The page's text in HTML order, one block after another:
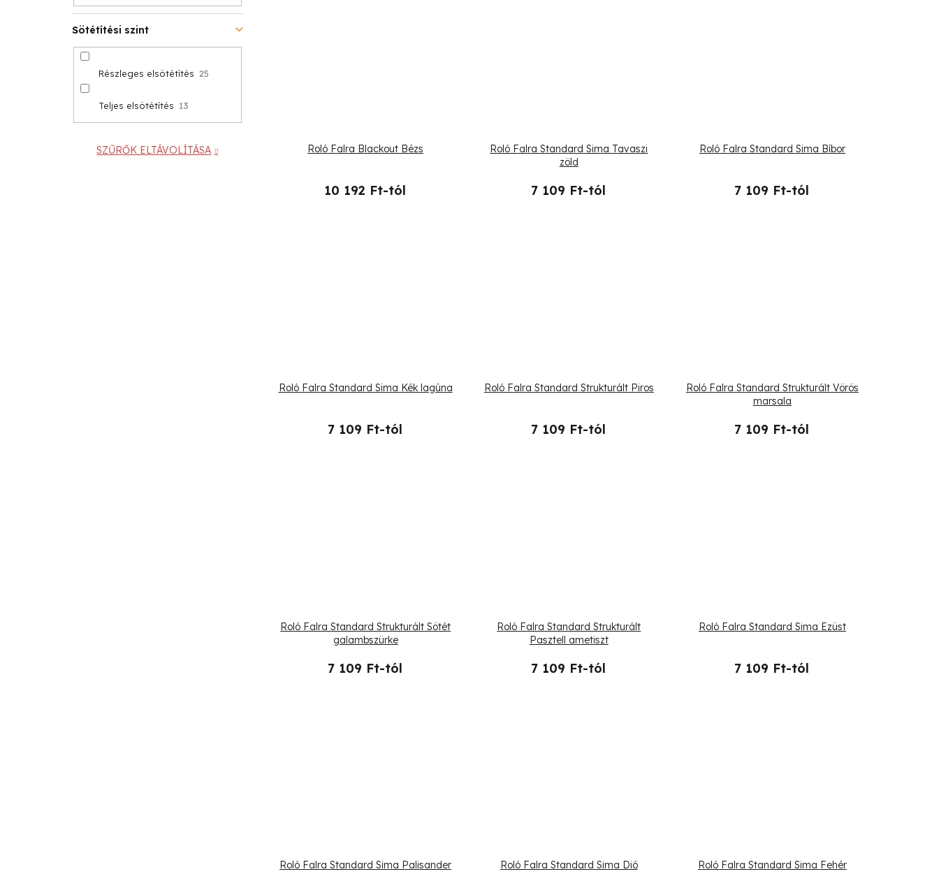
Sötétítési szint
Részleges elsötétítés 25
Teljes elsötétítés 13
SZŰRŐK ELTÁVOLÍTÁSA Roló Falra Blackout Bézs
10 192 Ft-tól
Roló Falra Standard Sima Tavaszi
zöld
7 109 Ft-tól
Roló Falra Standard Sima Bíbor
7 109 Ft-tól
Roló Falra Standard Sima Kék lagúna
7 109 Ft-tól
Roló Falra Standard Strukturált Piros
7 109 Ft-tól
Roló Falra Standard Strukturált Vörös
marsala
7 109 Ft-tól
Roló Falra Standard Strukturált Sötét
galambszürke
7 109 Ft-tól
Roló Falra Standard Strukturált
Pasztell ametiszt
7 109 Ft-tól
Roló Falra Standard Sima Ezüst
7 109 Ft-tól
Roló Falra Standard Sima Palisander Roló Falra Standard Sima Dió Roló Falra Standard Sima Fehér